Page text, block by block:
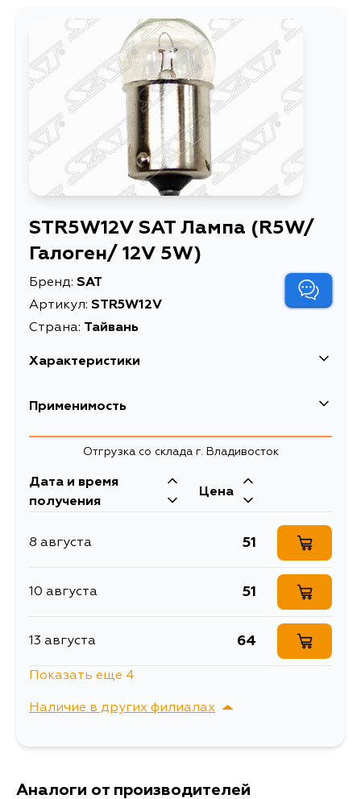
STR5W12V SAT Лампа (R5W/
Галоген/ 12V 5W)
Бренд: SAT
Артикул: STR5W12V
Страна: Тайвань
Характеристики
Описание
Расширенное описание
Лампа (R5W/ Галоген/
Применимость
Отгрузка со склада г. Владивосток
Дата и время
получения
Цена
8 августа 51
10 августа 51
13 августа 64
17 августа 51
Показать еще 4
Наличие в других филиалах
г. Владивосток,
Аналоги от производителей